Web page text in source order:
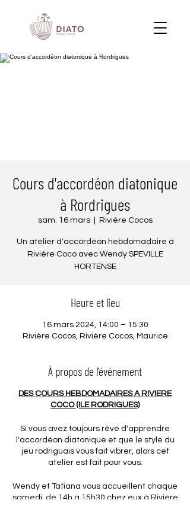
Cours d'accordéon diatonique
à Rordrigues
sam. 16 mars
  |
Rivière Cocos
Un atelier d'accordéon hebdomadaire à
Rivière Coco avec Wendy SPEVILLE
HORTENSE
Heure et lieu
16 mars 2024, 14:00 – 15:30
Rivière Cocos, Rivière Cocos, Maurice
À propos de l'événement
DES COURS HEBDOMADAIRES A RIVIERE
COCO (ILE RODRIGUES)
Si vous avez toujours rêvé d'apprendre
l'accordéon diatonique et que le style du
jeu rodriguais vous fait vibrer, alors cet
atelier est fait pour vous.
Wendy et Tatiana vous accueillent chaque
samedi, de 14h à 15h30 chez eux à Rivière